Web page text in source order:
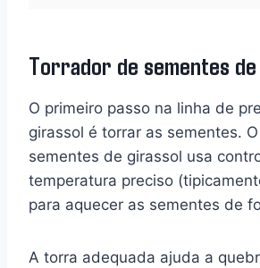
Torrador de sementes
O primeiro passo na linha de
girassol é torrar as sementes.
sementes de girassol usa
temperatura preciso
para aquecer as sementes de
A torra adequada ajuda a